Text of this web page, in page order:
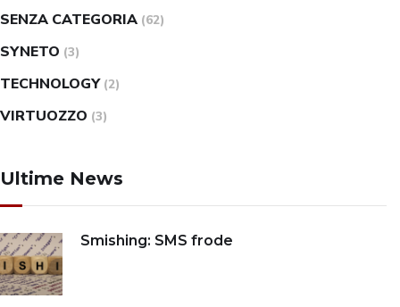
SENZA CATEGORIA (62)
SYNETO (3)
TECHNOLOGY (2)
VIRTUOZZO (3)
Ultime News
Smishing: SMS frode